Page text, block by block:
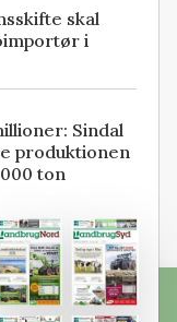
skal
i
Sindal
produktionen
ton